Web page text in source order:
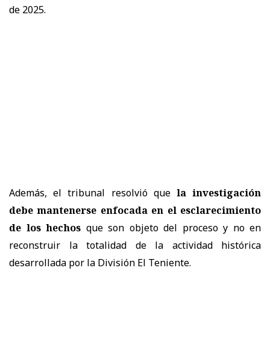
de 2025.
Además, el tribunal resolvió que la investigación
debe mantenerse enfocada en el esclarecimiento
de los hechos que son objeto del proceso y no en
reconstruir la totalidad de la actividad histórica
desarrollada por la División El Teniente.